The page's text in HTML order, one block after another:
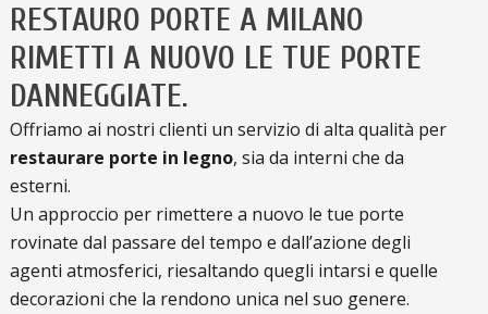
RESTAURO PORTE A MILANO
RIMETTI A NUOVO LE TUE PORTE
DANNEGGIATE.
Offriamo ai nostri clienti un servizio di alta qualità per
restaurare porte in legno, sia da interni che da
esterni.
Un approccio per rimettere a nuovo le tue porte
rovinate dal passare del tempo e dall’azione degli
agenti atmosferici, riesaltando quegli intarsi e quelle
decorazioni che la rendono unica nel suo genere.